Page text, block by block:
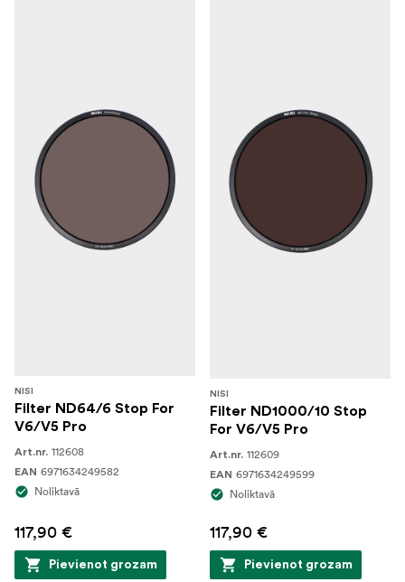
NISI
Filter ND64/6 Stop For
V6/V5 Pro
Art.nr. 112608
EAN 6971634249582
Noliktavā
117,90 €
Pievienot grozam
NISI
Filter ND1000/10 Stop
For V6/V5 Pro
Art.nr. 112609
EAN 6971634249599
Noliktavā
117,90 €
Pievienot grozam